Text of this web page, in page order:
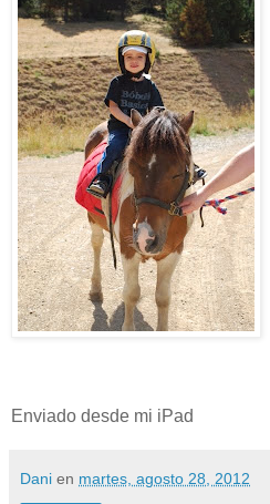
Enviado desde mi iPad
Dani en martes, agosto 28, 2012